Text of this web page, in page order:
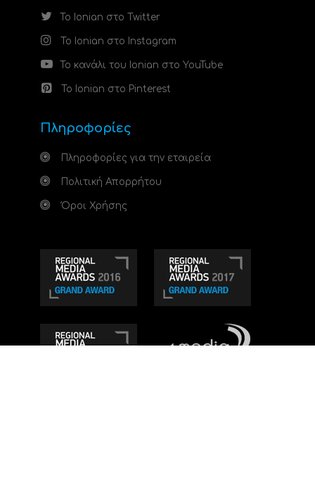
Το Ionian στο Twitter
Το Ionian στο Instagram
Το κανάλι του Ionian στο YouTube
Το Ionian στο Pinterest
Πληροφορίες
Πληροφορίες για την εταιρεία
Πολιτική Απορρήτου
Όροι Χρήσης